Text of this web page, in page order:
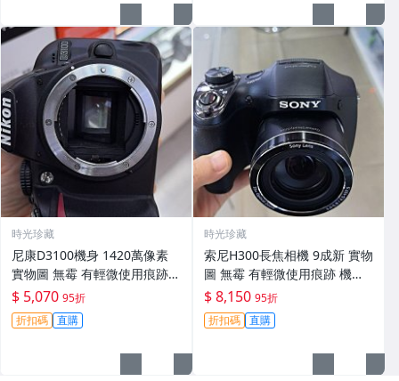
時光珍藏
尼康D3100機身 1420萬像素
實物圖 無霉 有輕微使用痕跡
機身原裝 無拆修無翻新 臨-34
3
$ 5,070 95折
折扣碼 直購
時光珍藏
索尼H300長焦相機 9成新 實物
圖 無霉 有輕微使用痕跡 機身
鏡頭原裝 無拆修無翻新-3430
$ 8,150 95折
折扣碼 直購